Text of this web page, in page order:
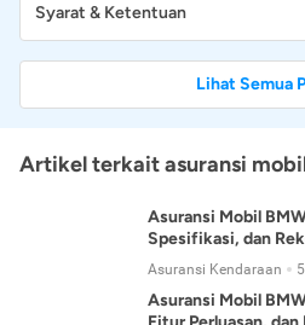
Syarat & Ketentuan
Lihat Semua
Artikel terkait asuransi
Asuransi Mobil
Spesifikasi, dan
Asuransi Kendaraan
Asuransi Mobil